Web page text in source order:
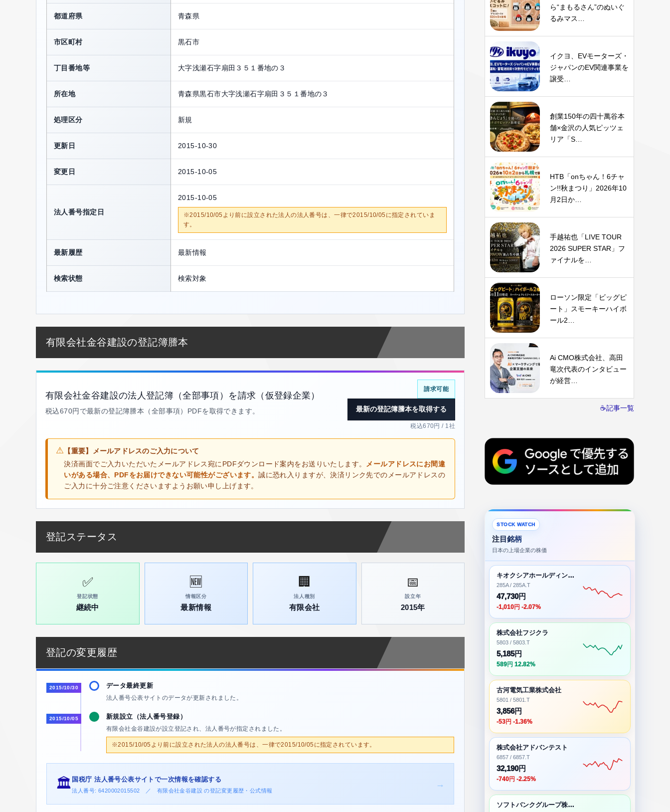
都道府県 青森県
市区町村 黒石市
丁目番地等 大字浅瀬石字扇田３５１番地の３
所在地 青森県黒石市大字浅瀬石字扇田３５１番地の３
処理区分 新規
更新日 2015-10-30
変更日 2015-10-05
法人番号指定日
2015-10-05
※2015/10/05より前に設立された法人の法人番号は、一律で2015/10/05に指定されていま
す。
最新履歴 最新情報
検索状態 検索対象
有限会社金谷建設の登記簿謄本
有限会社金谷建設の法人登記簿（全部事項）を請求（仮登録企業）
税込670円で最新の登記簿謄本（全部事項）PDFを取得できます。
請求可能
最新の登記簿謄本を取得する
税込670円 / 1社
⚠ 【重要】メールアドレスのご入力について
決済画面でご入力いただいたメールアドレス宛にPDFダウンロード案内をお送りいたします。 メールアドレスにお間違
いがある場合、PDFをお届けできない可能性がございます。誠に恐れ入りますが、決済リンク先でのメールアドレスの
ご入力に十分ご注意くださいますようお願い申し上げます。
登記ステータス
✅
登記状態
継続中
🆕
情報区分
最新情報
🏢
法人種別
有限会社
📅
設立年
2015年
登記の変更履歴
2015/10/30 データ最終更新
法人番号公表サイトのデータが更新されました。
2015/10/05 新規設立（法人番号登録）
有限会社金谷建設が設立登記され、法人番号が指定されました。
※2015/10/05より前に設立された法人の法人番号は、一律で2015/10/05に指定されています。
🏛️ 国税庁 法人番号公表サイトで一次情報を確認する
法人番号: 6420002015502 ／ 有限会社金谷建設 の登記変更履歴・公式情報
→
ら“まもるさん”のぬいぐ
るみマス…
イクヨ、EVモーターズ・
ジャパンのEV関連事業を
譲受…
創業150年の四十萬谷本
舗×金沢の人気ピッツェ
リア「S…
HTB「onちゃん！6チャ
ン!!秋まつり」2026年10
月2日か…
手越祐也「LIVE TOUR
2026 SUPER STAR」フ
ァイナルを…
ローソン限定「ビッグピ
ート」スモーキーハイボ
ール2…
Ai CMO株式会社、高田
竜次代表のインタビュー
が経営…
☕記事一覧
STOCK WATCH
注目銘柄
日本の上場企業の株価
キオクシアホールディングス株式会社
285A / 285A.T
47,730円
-1,010円 -2.07%
株式会社フジクラ
5803 / 5803.T
5,185円
589円 12.82%
古河電気工業株式会社
5801 / 5801.T
3,856円
-53円 -1.36%
株式会社アドバンテスト
6857 / 6857.T
32,190円
-740円 -2.25%
ソフトバンクグループ株式会社